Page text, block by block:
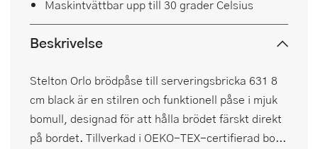
Maskintvättbar upp till 30 grader Celsius
Beskrivelse
Stelton Orlo brödpåse till serveringsbricka 631 8
cm black är en stilren och funktionell påse i mjuk
bomull, designad för att hålla brödet färskt direkt
på bordet. Tillverkad i OEKO-TEX-certifierad bo...